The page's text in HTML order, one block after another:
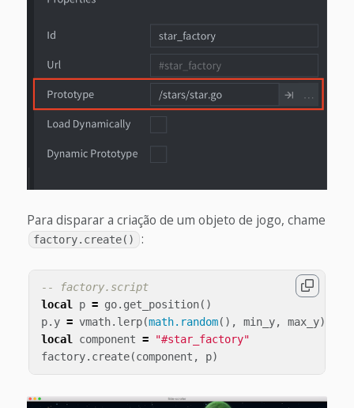
Para disparar a criação de um objeto de jogo, chame
factory.create() :
-- factory.script
local p = go. get_position()
p. y = vmath. lerp(math.random(), min_y, max_y)
local component =
"#star_factory"
factory. create(component , p)